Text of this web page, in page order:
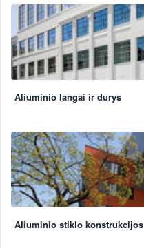
Aliuminio langai ir durys
Aliuminio stiklo konstrukcijos